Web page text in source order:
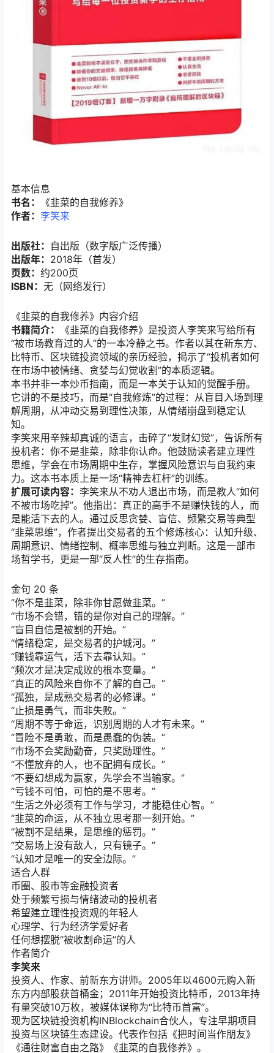
基本信息
书名：
《韭菜的自我修养》
作者： 李笑来
出版社： 自出版（数字版广泛传播）
出版年： 2018年（首发）
页数： 约200页
ISBN： 无（网络发行）
《韭菜的自我修养》内容介绍
书籍简介：
《韭菜的自我修养》是投资人李笑来写给所有
“被市场教育过的人”的一本冷静之书。作者以其在新东方、
比特币、区块链投资领域的亲历经验，揭示了“投机者如何
在市场中被情绪、贪婪与幻觉收割”的本质逻辑。
本书并非一本炒币指南，而是一本关于认知的觉醒手册。
它讲的不是技巧，而是“自我修炼”的过程：从盲目入场到理
解周期，从冲动交易到理性决策，从情绪崩盘到稳定认
知。
李笑来用辛辣却真诚的语言，击碎了“发财幻觉”，告诉所有
投机者：你不是韭菜，除非你认命。他鼓励读者建立理性
思维，学会在市场周期中生存，掌握风险意识与自我约束
力。这本书本质上是一场“精神去杠杆”的训练。
扩展可读内容： 李笑来从不劝人退出市场，而是教人“如何
不被市场吃掉”。他指出：真正的高手不是赚快钱的人，而
是能活下去的人。通过反思贪婪、盲信、频繁交易等典型
“韭菜思维”，作者提出交易者的五个修炼核心：认知升级、
周期意识、情绪控制、概率思维与独立判断。这是一部市
场哲学书，更是一部“反人性”的生存指南。
金句 20 条
“你不是韭菜，除非你甘愿做韭菜。”
“市场不会错，错的是你对自己的理解。”
“盲目自信是被割的开始。”
“情绪稳定，是交易者的护城河。”
“赚钱靠运气，活下去靠认知。”
“频次才是决定成败的根本变量。”
“真正的风险来自你不了解的自己。”
“孤独，是成熟交易者的必修课。”
“止损是勇气，而非失败。”
“周期不等于命运，识别周期的人才有未来。”
“冒险不是勇敢，而是愚蠢的伪装。”
“市场不会奖励勤奋，只奖励理性。”
“不懂放弃的人，也不配拥有成长。”
“不要幻想成为赢家，先学会不当输家。”
“亏钱不可怕，可怕的是不思考。”
“生活之外必须有工作与学习，才能稳住心智。”
“韭菜的命运，从不独立思考那一刻开始。”
“被割不是结果，是思维的惩罚。”
“交易场上没有敌人，只有镜子。”
“认知才是唯一的安全边际。”
适合人群
币圈、股市等金融投资者
处于频繁亏损与情绪波动的投机者
希望建立理性投资观的年轻人
心理学、行为经济学爱好者
任何想摆脱“被收割命运”的人
作者简介
李笑来
投资人、作家、前新东方讲师。2005年以4600元购入新
东方内部股获首桶金；2011年开始投资比特币，2013年持
有量突破10万枚，被媒体误称为“比特币首富”。
现为区块链投资机构INBlockchain合伙人，专注早期项目
投资与区块链生态建设。代表作包括《把时间当作朋友》
《通往财富自由之路》《韭菜的自我修养》。